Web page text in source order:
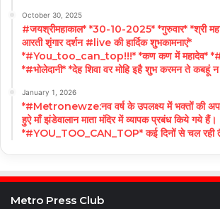
October 30, 2025
#जयश्रीमहाकाल* *30-10-2025* *गुरुवार* *श्री
आरती शृंगार दर्शन #live की हार्दिक शुभकामनाएं*
*#You_too_can_top!!!* *कण कण में महादेव*
*#भोलेदानी* *देह शिवा वर मोहि इहै शुभ करमन ते कबहूं न
January 1, 2026
*#Metronewze:नव वर्ष के उपलक्ष्य में भक्तों की
हुऐ माँ झंडेवालान माता मंदिर में व्यापक प्रबंध किये गये हैं।
*#YOU_TOO_CAN_TOP* कई दिनों से चल रही
Metro Press Club